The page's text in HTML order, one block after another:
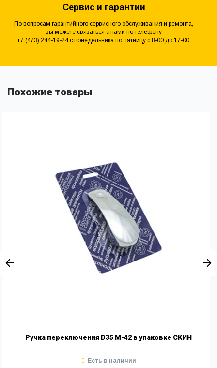
Сервис и гарантии
По вопросам гарантийного сервисного обслуживания и ремонта,
вы можете связаться с нами по телефону
+7 (473) 244-19-24 с понедельника по пятницу с 8-00 до 17-00.
Похожие товары
Ручка переключения D35 М-42 в упаковке СКИН
Есть в наличии